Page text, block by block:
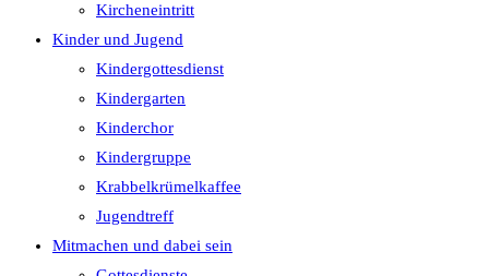
Kircheneintritt
Kinder und Jugend
Kindergottesdienst
Kindergarten
Kinderchor
Kindergruppe
Krabbelkrümelkaffee
Jugendtreff
Mitmachen und dabei sein